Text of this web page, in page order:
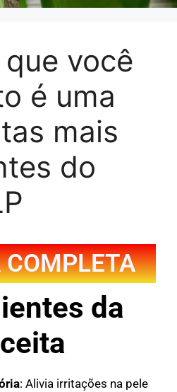
você
é uma
mais
do
COMPLETA
da
: Alivia irritações na pele